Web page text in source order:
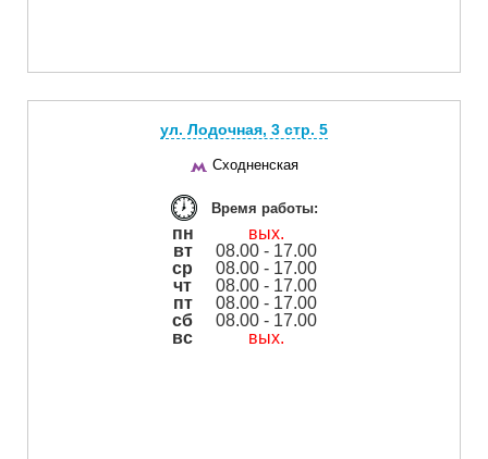
ул. Лодочная, 3 cтр. 5
Сходненская
Время работы:
пн
вых.
вт
08.00 - 17.00
ср
08.00 - 17.00
чт
08.00 - 17.00
пт
08.00 - 17.00
сб
08.00 - 17.00
вс
вых.